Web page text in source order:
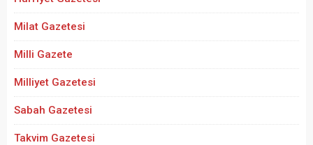
Milat Gazetesi
Milli Gazete
Milliyet Gazetesi
Sabah Gazetesi
Takvim Gazetesi